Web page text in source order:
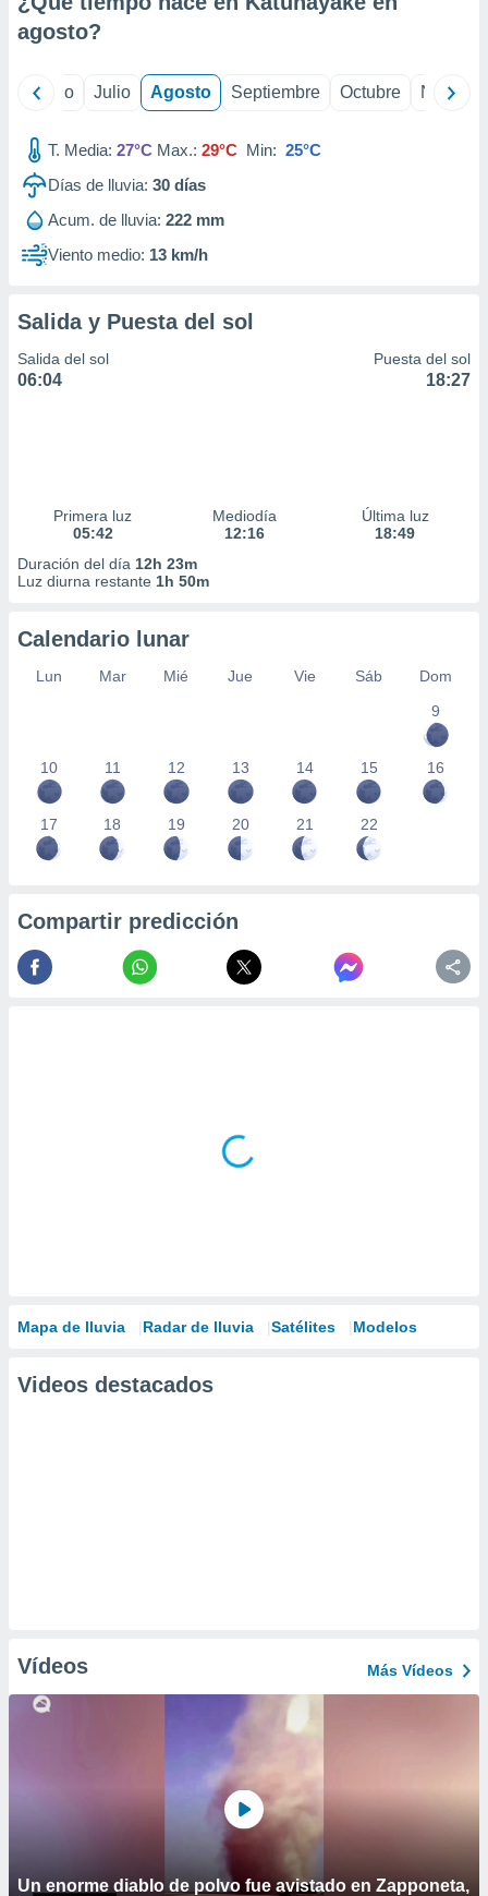
e
publicidad
publicidad
de
agosto?
Junio Julio Agosto Septiembre Octubre
T. Media: 27°C Max.: 29°C Min: 25°C
Días de lluvia: 30 días
Acum. de lluvia: 222 mm
Viento medio: 13 km/h
Salida y Puesta del sol
Salida del sol
06:04
Puesta del sol
18:27
Primera luz
05:42
Mediodía
12:16
Última luz
18:49
Duración del día 12h 23m
Luz diurna restante 1h 50m
Calendario lunar
Lun Mar Mié Jue Vie Sáb
Dom
9
10 11 12 13 14 15 16
17 18 19 20 21 22
Compartir predicción
Mapa de lluvia Radar de lluvia Satélites Modelos
Videos destacados
Vídeos Más Vídeos
Un enorme diablo de polvo fue avistado en Zapponeta,